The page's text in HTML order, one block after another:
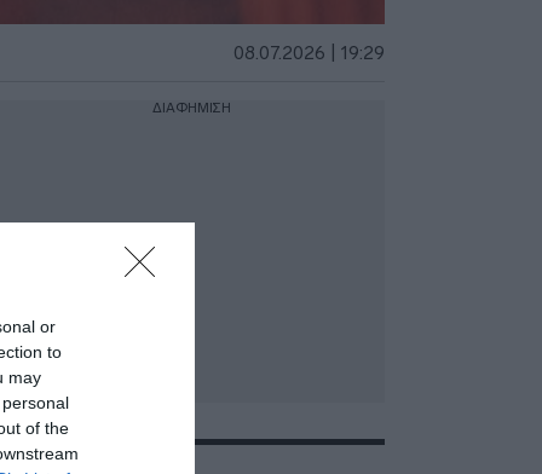
or
to
may
of the
08.07.2026 | 19:29
ΔΙΑΦΗΜΙΣΗ